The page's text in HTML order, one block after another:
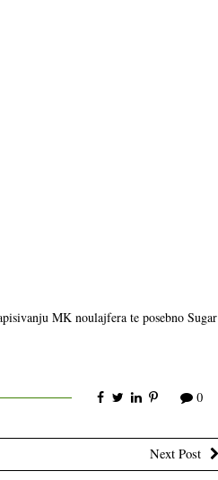
MK noulajfera te posebno Sugar
0
Next Post